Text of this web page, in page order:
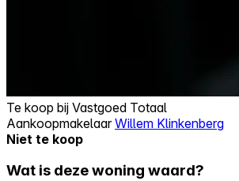
Te koop bij Vastgoed Totaal
AankoopmakelaarWillem Klinkenberg
Niet te koop
Wat is deze woning waard?